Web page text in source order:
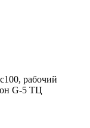
рабочий
G-5 ТЦ